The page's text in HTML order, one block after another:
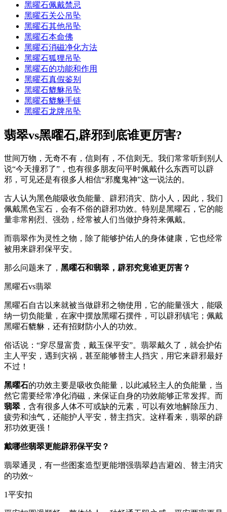
黑曜石佩戴禁忌
黑曜石关公吊坠
黑曜石其他吊坠
黑曜石本命佛
黑曜石消磁净化方法
黑曜石狐狸吊坠
黑曜石的功能和作用
黑曜石真假鉴别
黑曜石貔貅吊坠
黑曜石貔貅手链
黑曜石龙牌吊坠
翡翠vs黑曜石,辟邪到底谁更厉害?
世间万物，无奇不有，信则有，不信则无。我们常常听到别人
说“今天撞邪了”，也有很多朋友问平时佩戴什么东西可以辟
邪，可见还是有很多人相信“邪魔鬼神”这一说法的。
古人认为黑色能吸收负能量、辟邪消灾、防小人，因此，我们
佩戴黑色宝石，会有不俗的辟邪功效。特别是黑曜石，它的能
量非常刚烈、强劲，经常被人们当做护身符来佩戴。
而翡翠作为灵性之物，除了能够护佑人的身体健康，它也经常
被用来辟邪保平安。
那么问题来了， 黑曜石和翡翠，辟邪究竟谁更厉害？
黑曜石vs翡翠
黑曜石自古以来就被当做辟邪之物使用，它的能量强大，能吸
纳一切负能量，在家中摆放黑曜石摆件，可以辟邪镇宅；佩戴
黑曜石貔貅，还有招财防小人的功效。
俗话说：“穿尽显富贵，戴玉保平安”。翡翠戴久了，就会护佑
主人平安，遇到灾祸，甚至能够替主人挡灾，用它来辟邪最好
不过！
黑曜石的功效主要是吸收负能量，以此减轻主人的负能量，当
然它需要经常净化消磁，来保证自身的功效能够正常发挥。而
翡翠 ，含有很多人体不可或缺的元素，可以有效地解除压力、
疲劳和浊气，还能护人平安，替主挡灾。这样看来，翡翠的辟
邪功效更强！
戴哪些翡翠更能辟邪保平安？
翡翠通灵，有一些图案造型更能增强翡翠趋吉避凶、替主消灾
的功效~
1平安扣